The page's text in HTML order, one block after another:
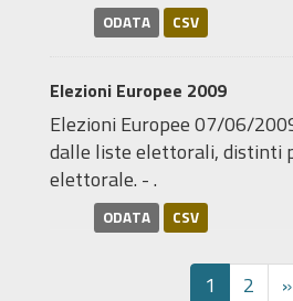
ODATA CSV
Elezioni Europee 2009
Elezioni Europee 07/06/
dalle liste elettorali, distinti
elettorale. - .
ODATA CSV
1 2 »